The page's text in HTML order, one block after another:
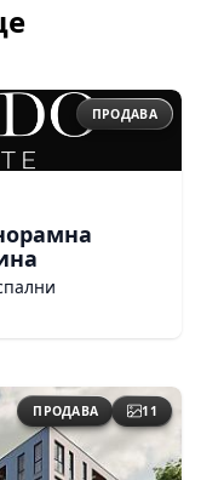
ПРОДАВА
ПРОДАВА 11